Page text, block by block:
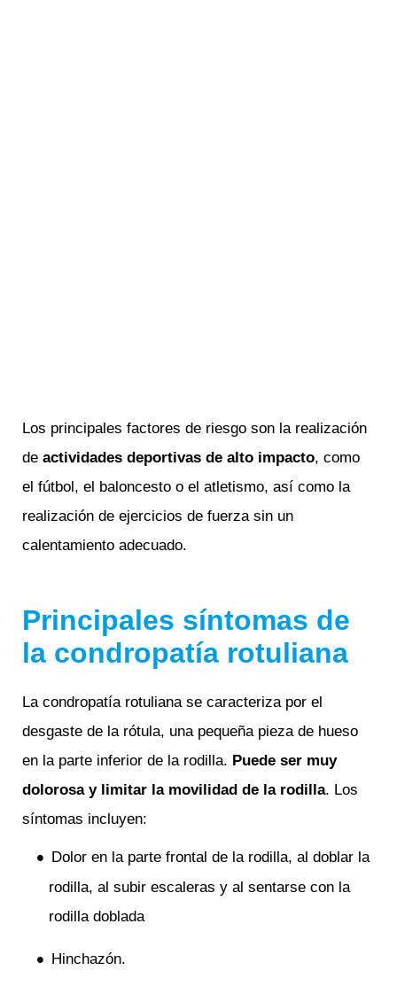
Los principales factores de riesgo son la realización
de actividades deportivas de alto impacto, como
el fútbol, el baloncesto o el atletismo, así como la
realización de ejercicios de fuerza sin un
calentamiento adecuado.
Principales síntomas de
la condropatía rotuliana
La condropatía rotuliana se caracteriza por el
desgaste de la rótula, una pequeña pieza de hueso
en la parte inferior de la rodilla. Puede ser muy
dolorosa y limitar la movilidad de la rodilla. Los
síntomas incluyen:
Dolor en la parte frontal de la rodilla, al doblar la
rodilla, al subir escaleras y al sentarse con la
rodilla doblada
Hinchazón.